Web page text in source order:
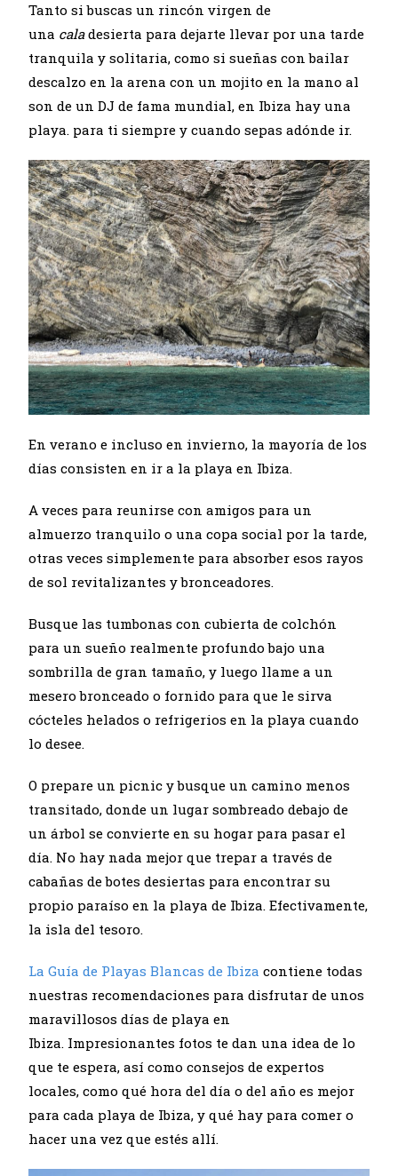
Tanto si buscas un rincón virgen de
una caladesierta para dejarte llevar por una tarde
tranquila y solitaria, como si sueñas con bailar
descalzo en la arena con un mojito en la mano al
son de un DJ de fama mundial, en Ibiza hay una
playa. para ti siempre y cuando sepas adónde ir.
En verano e incluso en invierno, la mayoría de los
días consisten en ir a la playa en Ibiza.
A veces para reunirse con amigos para un
almuerzo tranquilo o una copa social por la tarde,
otras veces simplemente para absorber esos rayos
de sol revitalizantes y bronceadores.
Busque las tumbonas con cubierta de colchón
para un sueño realmente profundo bajo una
sombrilla de gran tamaño, y luego llame a un
mesero bronceado o fornido para que le sirva
cócteles helados o refrigerios en la playa cuando
lo desee.
O prepare un picnic y busque un camino menos
transitado, donde un lugar sombreado debajo de
un árbol se convierte en su hogar para pasar el
día. No hay nada mejor que trepar a través de
cabañas de botes desiertas para encontrar su
propio paraíso en la playa de Ibiza. Efectivamente,
la isla del tesoro.
La Guía de Playas Blancas de Ibiza contiene todas
nuestras recomendaciones para disfrutar de unos
maravillosos días de playa en
Ibiza. Impresionantes fotos te dan una idea de lo
que te espera, así como consejos de expertos
locales, como qué hora del día o del año es mejor
para cada playa de Ibiza, y qué hay para comer o
hacer una vez que estés allí.